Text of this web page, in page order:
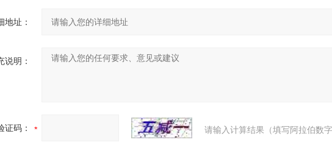
地址：
说明：
证码： 请输入计算结果（填写阿拉伯数